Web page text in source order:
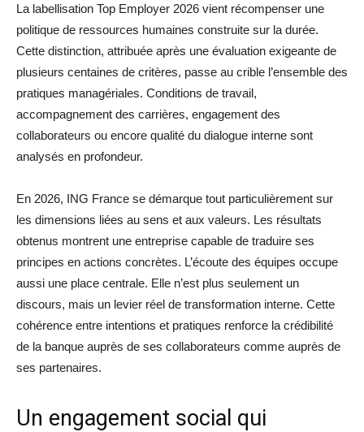
La labellisation Top Employer 2026 vient récompenser une
politique de ressources humaines construite sur la durée.
Cette distinction, attribuée après une évaluation exigeante de
plusieurs centaines de critères, passe au crible l’ensemble des
pratiques managériales. Conditions de travail,
accompagnement des carrières, engagement des
collaborateurs ou encore qualité du dialogue interne sont
analysés en profondeur.
En 2026, ING France se démarque tout particulièrement sur
les dimensions liées au sens et aux valeurs. Les résultats
obtenus montrent une entreprise capable de traduire ses
principes en actions concrètes. L’écoute des équipes occupe
aussi une place centrale. Elle n’est plus seulement un
discours, mais un levier réel de transformation interne. Cette
cohérence entre intentions et pratiques renforce la crédibilité
de la banque auprès de ses collaborateurs comme auprès de
ses partenaires.
Un engagement social qui